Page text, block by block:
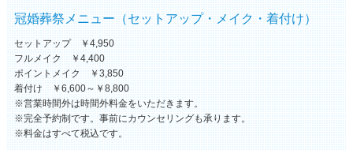
冠婚葬祭メニュー（セットアップ・メイク・着付け）
セットアップ ￥4,950
フルメイク ￥4,400
ポイントメイク ￥3,850
着付け ￥6,600～￥8,800
※営業時間外は時間外料金をいただきます。
※完全予約制です。事前にカウンセリングも承ります。
※料金はすべて税込です。